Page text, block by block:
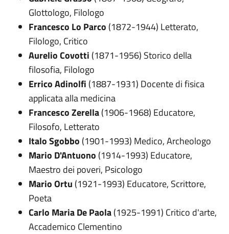
Glottologo, Filologo
Francesco Lo Parco (1872-1944) Letterato,
Filologo, Critico
Aurelio Covotti (1871-1956) Storico della
filosofia, Filologo
Errico Adinolfi (1887-1931) Docente di fisica
applicata alla medicina
Francesco Zerella(1906-1968) Educatore,
Filosofo, Letterato
Italo Sgobbo (1901-1993) Medico, Archeologo
Mario D'Antuono (1914-1993) Educatore,
Maestro dei poveri, Psicologo
Mario Ortu (1921-1993) Educatore, Scrittore,
Poeta
Carlo Maria De Paola(1925-1991) Critico d'arte,
Accademico Clementino